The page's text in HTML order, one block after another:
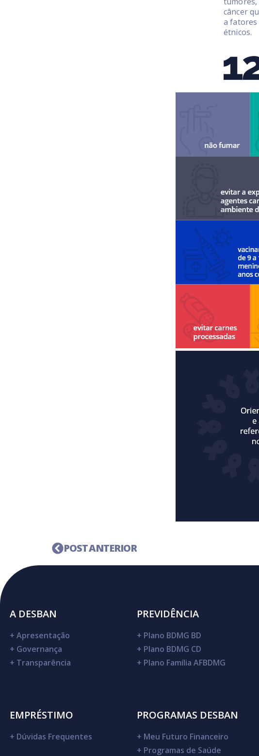
câncer
a
étnicos.
POST ANTERIOR
A DESBAN
+ Apresentação
+ Governança
+ Transparência
EMPRÉSTIMO
+ Dúvidas Frequentes
PREVIDÊNCIA
+ Plano BDMG BD
+ Plano BDMG CD
+ Plano Família AFBDMG
PROGRAMAS DESBAN
+ Meu Futuro Financeiro
+ Programas de Saúde